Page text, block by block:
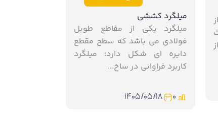
میلگرد کششی
میلگرد یکی از مقاطع طویل
فولادی می باشد که سطح مقطع
دایره‌ ای شکل دارد؛ میلگرد
کاربرد فراوانی در ساخ...
0 ۱۴۰۵/۰۵/۱۸